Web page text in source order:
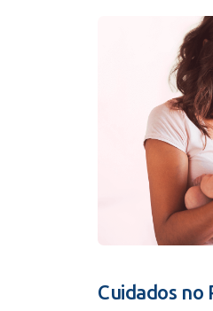
Cuidados no